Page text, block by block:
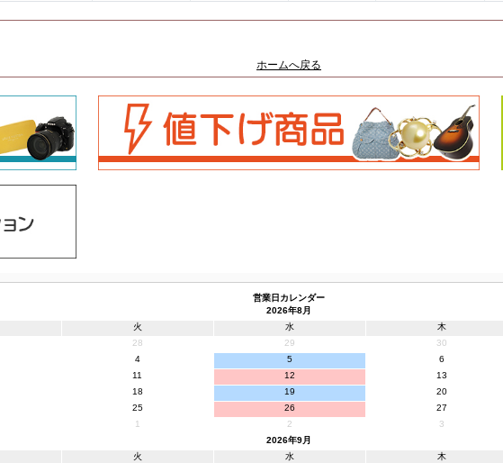
ホームへ戻る
営業日カレンダー
2026年8月
火 水 木
28 29 30
4 5 6
11 12 13
18 19 20
25 26 27
1 2 3
2026年9月
火 水 木